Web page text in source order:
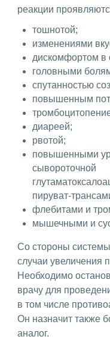
реакции
тошнотой;
изменениями
дискомфортом в
головными
спутанностью
повышенным
диареей;
рвотой;
повышенными
сывороточной
пируват-
флебитами и
мышечными и
Со стороны
случаи увеличения
Необходимо
врачу для
в том числе
Он назначит также
аналог.